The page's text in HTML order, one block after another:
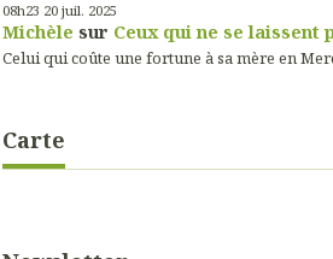
08h23 20 juil. 2025
Michèle sur Ceux qui ne se laissent
Celui qui coûte une fortune à sa mère en
Carte